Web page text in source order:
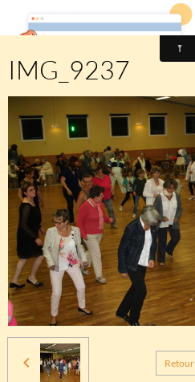
Comité des fêtes de CHEUX
IMG_9237
Retour